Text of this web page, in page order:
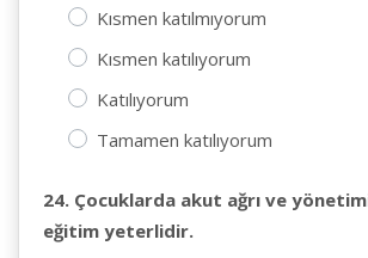
Kısmen katılmıyorum
Kısmen katılıyorum
Katılıyorum
Tamamen katılıyorum
24. Çocuklarda akut ağrı ve
eğitim yeterlidir.